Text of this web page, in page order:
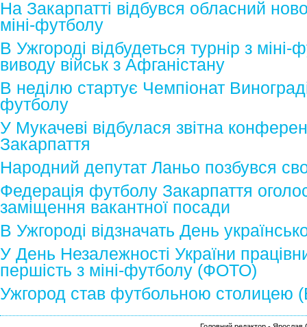
На Закарпатті відбувся обласний
міні-футболу
В Ужгороді відбудеться турнір з міні-
виводу військ з Афганістану
В неділю стартує Чемпіонат
футболу
У Мукачеві відбулася звітна
Закарпаття
Народний депутат Ланьо позбувся
Федерація футболу Закарпаття
заміщення вакантної посади
В Ужгороді відзначать День
У День Незалежності України
першість з міні-футболу (ФОТО)
Ужгород став футбольною столицею